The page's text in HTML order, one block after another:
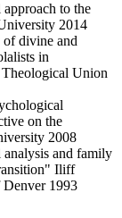
to the
2014
divine and
in
Union
on the
2008
and family
Iliff
1993